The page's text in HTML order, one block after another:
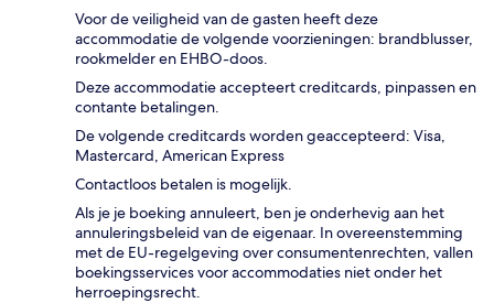
Voor de veiligheid van de gasten heeft deze
accommodatie de volgende voorzieningen: brandblusser,
rookmelder en EHBO-doos.
Deze accommodatie accepteert creditcards, pinpassen en
contante betalingen.
De volgende creditcards worden geaccepteerd: Visa,
Mastercard, American Express
Contactloos betalen is mogelijk.
Als je je boeking annuleert, ben je onderhevig aan het
annuleringsbeleid van de eigenaar. In overeenstemming
met de EU-regelgeving over consumentenrechten, vallen
boekingsservices voor accommodaties niet onder het
herroepingsrecht.